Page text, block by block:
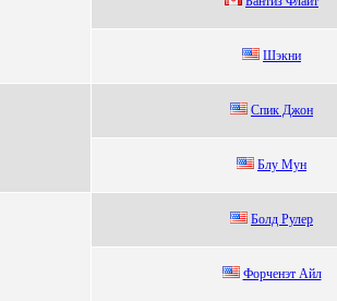
Шэкни
Cпик Джoн
Блу Мун
Болд Pулеp
Фopченэт Айл